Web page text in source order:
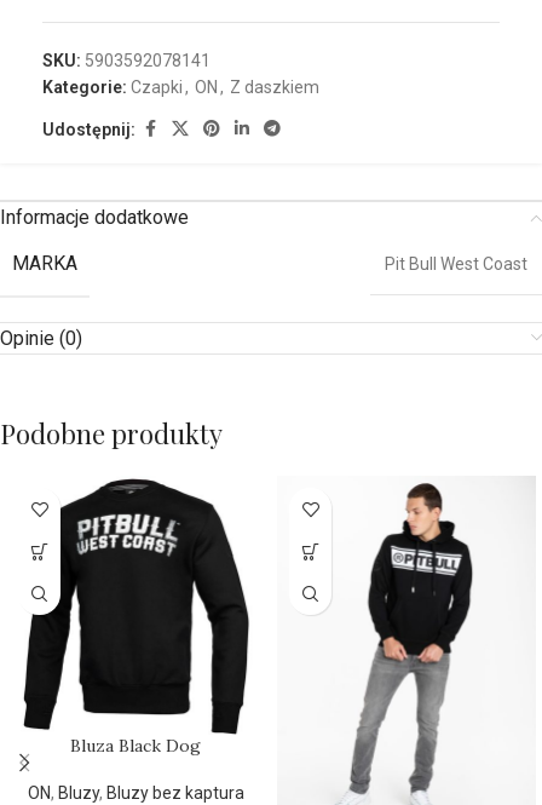
SKU: 5903592078141
Kategorie: Czapki, ON , Z daszkiem
Udostępnij:
Informacje dodatkowe
MARKA
Pit Bull West Coast
Opinie (0)
Podobne produkty
Bluza Black Dog
ON, Bluzy, Bluzy bez kaptura